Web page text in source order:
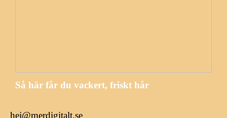
Så här får du vackert, friskt hår
hej@merdigitalt.se